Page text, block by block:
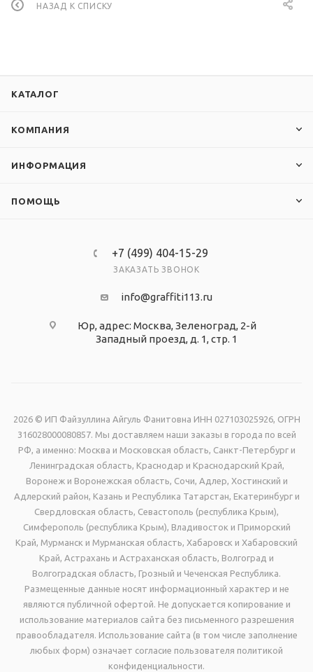
НАЗАД К СПИСКУ
КАТАЛОГ
КОМПАНИЯ
ИНФОРМАЦИЯ
ПОМОЩЬ
+7 (499) 404-15-29
ЗАКАЗАТЬ ЗВОНОК
info@graffiti113.ru
Юр, адрес: Москва, Зеленоград, 2-й
Западный проезд, д. 1, стр. 1
2026 © ИП Файзуллина Айгуль Фанитовна ИНН 027103025926, ОГРН
316028000080857. Мы доставляем наши заказы в города по всей
РФ, а именно: Москва и Московская область, Санкт-Петербург и
Ленинградская область, Краснодар и Краснодарский Край,
Воронеж и Воронежская область, Сочи, Адлер, Хостинский и
Адлерский район, Казань и Республика Татарстан, Екатеринбург и
Свердловская область, Севастополь (республика Крым),
Симферополь (республика Крым), Владивосток и Приморский
Край, Мурманск и Мурманская область, Хабаровск и Хабаровский
Край, Астрахань и Астраханская область, Волгоград и
Волгоградская область, Грозный и Чеченская Республика.
Размещенные данные носят информационный характер и не
являются публичной офертой. Не допускается копирование и
использование материалов сайта без письменного разрешения
правообладателя. Использование сайта (в том числе заполнение
любых форм) означает согласие пользователя политикой
конфиденциальности.